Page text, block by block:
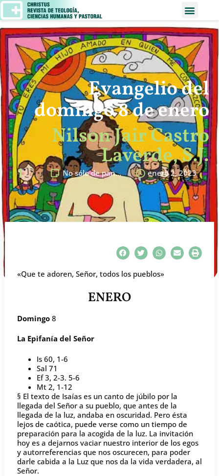
Evangelio del
domingo 8 de enero
Nilson Jair Castro
Laverde, S.J.
No sólo de pan… enero 2, 2023
«Que te adoren, Señor, todos los pueblos»
ENERO
Domingo 8
La Epifanía del Señor
Is 60, 1-6
Sal 71
Ef 3, 2-3. 5-6
Mt 2, 1-12
§ El texto de Isaías es un canto de júbilo por la
llegada del Señor a su pueblo, que antes de la
llegada de la luz, andaba en oscuridad. Pero ésta
lejos de caótica, puede verse como un tiempo de
preparación para la acogida de la luz. La invitación
hoy es a dejarnos vaciar nuestro interior de los egos
y autorreferencias que nos oscurecen, para poder
darle cabida a la Luz que nos da la vida verdadera, al
Señor.